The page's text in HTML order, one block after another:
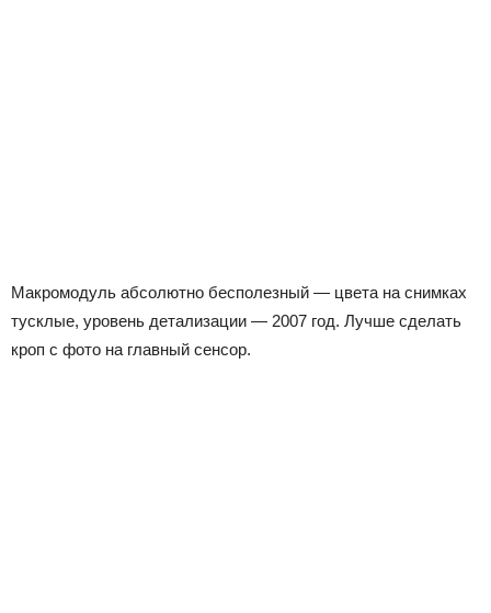
Макромодуль абсолютно бесполезный — цвета на снимках
тусклые, уровень детализации — 2007 год. Лучше сделать
кроп с фото на главный сенсор.